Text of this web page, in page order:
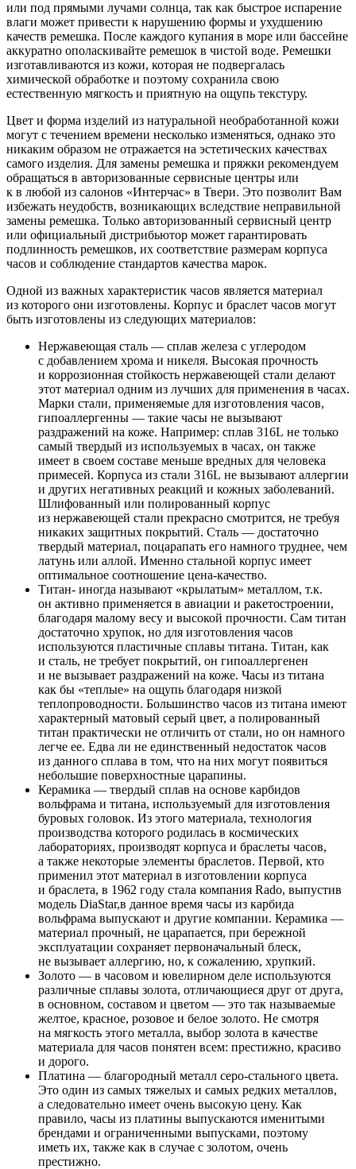
или под прямыми лучами солнца, так как быстрое испарение
влаги может привести к нарушению формы и ухудшению
качеств ремешка. После каждого купания в море или бассейне
аккуратно ополаскивайте ремешок в чистой воде. Ремешки
изготавливаются из кожи, которая не подвергалась
химической обработке и поэтому сохранила свою
естественную мягкость и приятную на ощупь текстуру.
Цвет и форма изделий из натуральной необработанной кожи
могут с течением времени несколько изменяться, однако это
никаким образом не отражается на эстетических качествах
самого изделия. Для замены ремешка и пряжки рекомендуем
обращаться в авторизованные сервисные центры или
к в любой из салонов «Интерчас» в Твери. Это позволит Вам
избежать неудобств, возникающих вследствие неправильной
замены ремешка. Только авторизованный сервисный центр
или официальный дистрибьютор может гарантировать
подлинность ремешков, их соответствие размерам корпуса
часов и соблюдение стандартов качества марок.
Одной из важных характеристик часов является материал
из которого они изготовлены. Корпус и браслет часов могут
быть изготовлены из следующих материалов:
Нержавеющая сталь — сплав железа с углеродом
с добавлением хрома и никеля. Высокая прочность
и коррозионная стойкость нержавеющей стали делают
этот материал одним из лучших для применения в часах.
Марки стали, применяемые для изготовления часов,
гипоаллергенны — такие часы не вызывают
раздражений на коже. Например: сплав 316L не только
самый твердый из используемых в часах, он также
имеет в своем составе меньше вредных для человека
примесей. Корпуса из стали 316L не вызывают аллергии
и других негативных реакций и кожных заболеваний.
Шлифованный или полированный корпус
из нержавеющей стали прекрасно смотрится, не требуя
никаких защитных покрытий. Сталь — достаточно
твердый материал, поцарапать его намного труднее, чем
латунь или аллой. Именно стальной корпус имеет
оптимальное соотношение цена-качество.
Титан- иногда называют «крылатым» металлом, т.к.
он активно применяется в авиации и ракетостроении,
благодаря малому весу и высокой прочности. Сам титан
достаточно хрупок, но для изготовления часов
используются пластичные сплавы титана. Титан, как
и сталь, не требует покрытий, он гипоаллергенен
и не вызывает раздражений на коже. Часы из титана
как бы «теплые» на ощупь благодаря низкой
теплопроводности. Большинство часов из титана имеют
характерный матовый серый цвет, а полированный
титан практически не отличить от стали, но он намного
легче ее. Едва ли не единственный недостаток часов
из данного сплава в том, что на них могут появиться
небольшие поверхностные царапины.
Керамика — твердый сплав на основе карбидов
вольфрама и титана, используемый для изготовления
буровых головок. Из этого материала, технология
производства которого родилась в космических
лабораториях, производят корпуса и браслеты часов,
а также некоторые элементы браслетов. Первой, кто
применил этот материал в изготовлении корпуса
и браслета, в 1962 году стала компания Rado, выпустив
модель DiaStar,в данное время часы из карбида
вольфрама выпускают и другие компании. Керамика —
материал прочный, не царапается, при бережной
эксплуатации сохраняет первоначальный блеск,
не вызывает аллергию, но, к сожалению, хрупкий.
Золото — в часовом и ювелирном деле используются
различные сплавы золота, отличающиеся друг от друга,
в основном, составом и цветом — это так называемые
желтое, красное, розовое и белое золото. Не смотря
на мягкость этого металла, выбор золота в качестве
материала для часов понятен всем: престижно, красиво
и дорого.
Платина — благородный металл серо-стального цвета.
Это один из самых тяжелых и самых редких металлов,
а следовательно имеет очень высокую цену. Как
правило, часы из платины выпускаются именитыми
брендами и ограниченными выпусками, поэтому
иметь их, также как в случае с золотом, очень
престижно.